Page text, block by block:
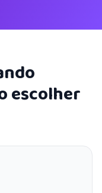
escolher